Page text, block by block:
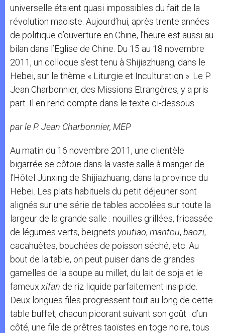
universelle étaient quasi impossibles du fait de la
révolution maoïste. Aujourd’hui, après trente années
de politique d’ouverture en Chine, l’heure est aussi au
bilan dans l’Eglise de Chine. Du 15 au 18 novembre
2011, un colloque s’est tenu à Shijiazhuang, dans le
Hebei, sur le thème « Liturgie et Inculturation ». Le P.
Jean Charbonnier, des Missions Etrangères, y a pris
part. Il en rend compte dans le texte ci-dessous.
par le P. Jean Charbonnier, MEP
Au matin du 16 novembre 2011, une clientèle
bigarrée se côtoie dans la vaste salle à manger de
l’Hôtel Junxing de Shijiazhuang, dans la province du
Hebei. Les plats habituels du petit déjeuner sont
alignés sur une série de tables accolées sur toute la
largeur de la grande salle : nouilles grillées, fricassée
de légumes verts, beignets youtiao, mantou, baozi,
cacahuètes, bouchées de poisson séché, etc. Au
bout de la table, on peut puiser dans de grandes
gamelles de la soupe au millet, du lait de soja et le
fameux xifan de riz liquide parfaitement insipide.
Deux longues files progressent tout au long de cette
table buffet, chacun picorant suivant son goût : d’un
côté, une file de prêtres taoïstes en toge noire, tous